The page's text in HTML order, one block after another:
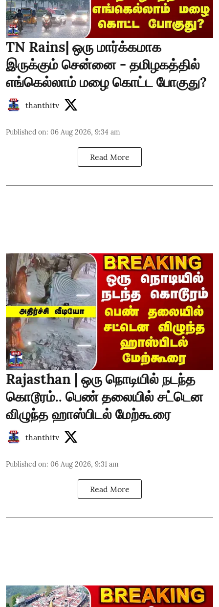
TN Rains| ஒரு மார்க்கமாக
இருக்கும் சென்னை - தமிழகத்தில்
எங்கெல்லாம் மழை கொட்ட போகுது?
thanthitv
Published on: 06 Aug 2026, 9:34 am
Read More
Rajasthan | ஒரு நொடியில் நடந்த
கொடூரம்.. பெண் தலையில் சட்டென
விழுந்த ஹாஸ்பிடல் மேற்கூரை
thanthitv
Published on: 06 Aug 2026, 9:31 am
Read More